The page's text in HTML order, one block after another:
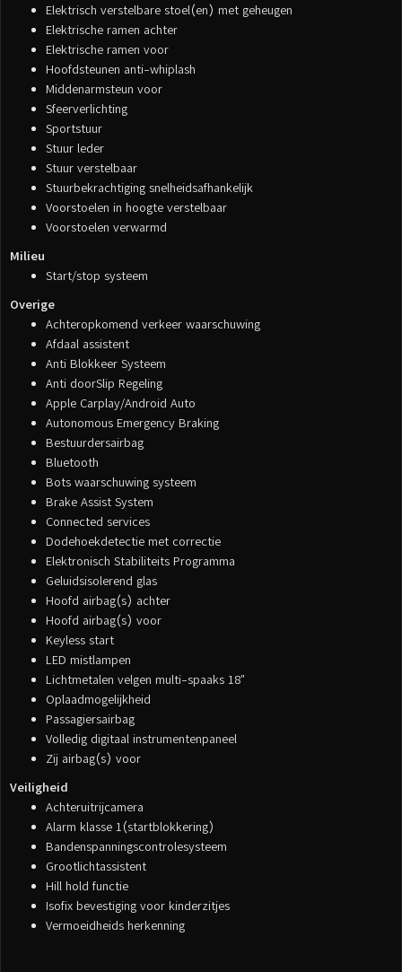
Elektrisch verstelbare stoel(en) met geheugen
Elektrische ramen achter
Elektrische ramen voor
Hoofdsteunen anti-whiplash
Middenarmsteun voor
Sfeerverlichting
Sportstuur
Stuur leder
Stuur verstelbaar
Stuurbekrachtiging snelheidsafhankelijk
Voorstoelen in hoogte verstelbaar
Voorstoelen verwarmd
Milieu
Start/stop systeem
Overige
Achteropkomend verkeer waarschuwing
Afdaal assistent
Anti Blokkeer Systeem
Anti doorSlip Regeling
Apple Carplay/Android Auto
Autonomous Emergency Braking
Bestuurdersairbag
Bluetooth
Bots waarschuwing systeem
Brake Assist System
Connected services
Dodehoekdetectie met correctie
Elektronisch Stabiliteits Programma
Geluidsisolerend glas
Hoofd airbag(s) achter
Hoofd airbag(s) voor
Keyless start
LED mistlampen
Lichtmetalen velgen multi-spaaks 18"
Oplaadmogelijkheid
Passagiersairbag
Volledig digitaal instrumentenpaneel
Zij airbag(s) voor
Veiligheid
Achteruitrijcamera
Alarm klasse 1(startblokkering)
Bandenspanningscontrolesysteem
Grootlichtassistent
Hill hold functie
Isofix bevestiging voor kinderzitjes
Vermoeidheids herkenning